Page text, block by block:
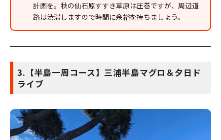
計画を。秋の仙石原すすき草原は圧巻ですが、周辺道
路は渋滞しますので時間に余裕を持ちましょう。
3.【半島一周コース】三浦半島マグロ＆夕日ド
ライブ